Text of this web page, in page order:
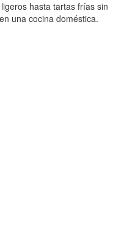
hasta tartas frías sin
una cocina doméstica.